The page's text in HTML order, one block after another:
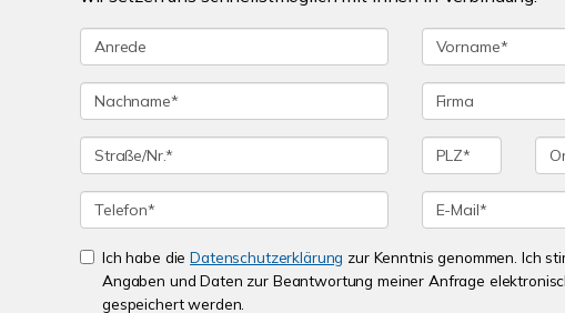
Ich habe dieDatenschutzerklärung zur Kenntnis genommen. Ich
Angaben und Daten zur Beantwortung meiner Anfrage
gespeichert werden.